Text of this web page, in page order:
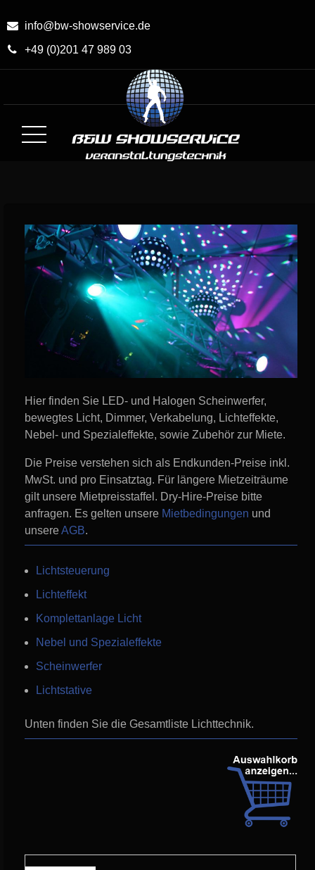
to
info@bw-showservice.de
+49 (0)201 47 989 03
BW-Showservice.de
Medien- und Veranstaltungstechnik
Hier finden Sie LED- und Halogen Scheinwerfer,
bewegtes Licht, Dimmer, Verkabelung, Lichteffekte,
Nebel- und Spezialeffekte, sowie Zubehör zur Miete.
Die Preise verstehen sich als Endkunden-Preise inkl.
MwSt. und pro Einsatztag. Für längere Mietzeiträume
gilt unsere Mietpreisstaffel. Dry-Hire-Preise bitte
anfragen. Es gelten unsere Mietbedingungen und
unsereAGB.
Lichtsteuerung
Lichteffekt
Komplettanlage Licht
Nebel und Spezialeffekte
Scheinwerfer
Lichtstative
Unten finden Sie die Gesamtliste Lichttechnik.